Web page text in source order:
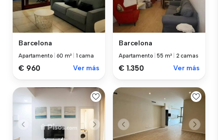
Barcelona
Apartamento 60 m² 1 cama
€ 960 Ver más
Barcelona
Apartamento |55 m² 2 camas
€ 1.350 Ver más